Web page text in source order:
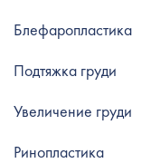
Блефаропластика
Подтяжка груди
Увеличение груди
Ринопластика